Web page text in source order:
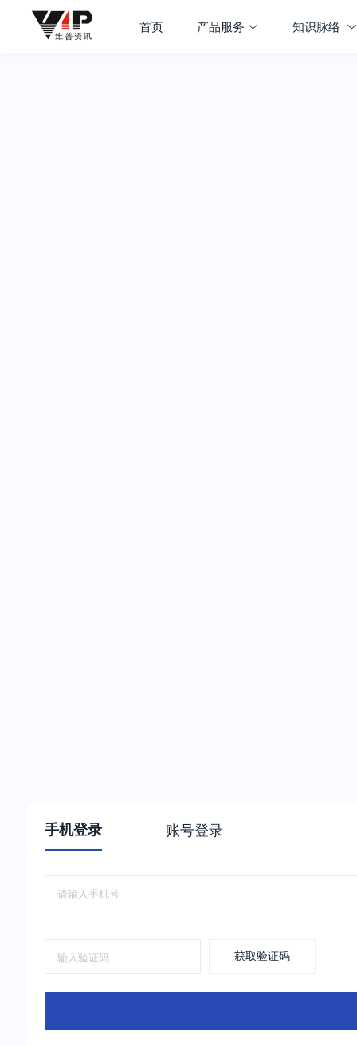
首页 产品服务 知识脉络
手机登录 账号登录
获取验证码